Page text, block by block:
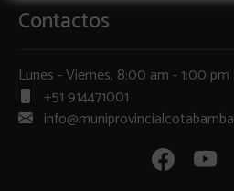
Contactos
Lunes - Viernes, 8:00 am - 1:00
+51 914471001